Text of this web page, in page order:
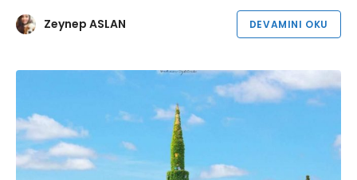
Zeynep ASLAN DEVAMINI OKU